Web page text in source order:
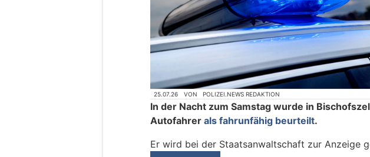
25.07.26 VON POLIZEI.NEWS REDAKTION
In der Nacht zum Samstag wurde in
Autofahrer als fahrunfähig beurteilt.
Er wird bei der Staatsanwaltschaft zur Anzeige